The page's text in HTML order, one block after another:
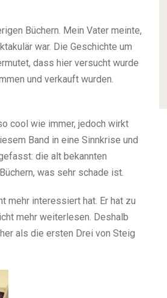
Büchern. Mein Vater meinte,
war. Die Geschichte um
dass hier versucht wurde
und verkauft wurden.
cool wie immer, jedoch wirkt
Band in eine Sinnkrise und
die alt bekannten
was sehr schade ist.
mehr interessiert hat. Er hat zu
mehr weiterlesen. Deshalb
als die ersten Drei von Steig